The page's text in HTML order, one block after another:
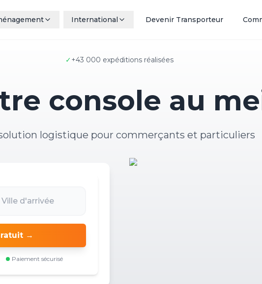
International Devenir Transporteur
✓+43 000 expéditions réalisées
console au
logistique pour commerçants et particuliers
→
Paiement sécurisé